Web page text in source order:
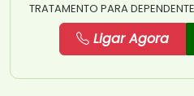
TRATAMENTO PARA
Ligar Agora